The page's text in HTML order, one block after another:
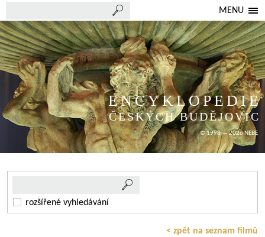
MENU
ENCYKLOPEDIE
ČESKÝCH BUDĚJOVIC
© 1998 — 2026 NEBE
rozšířené vyhledávání
< zpět na seznam filmů